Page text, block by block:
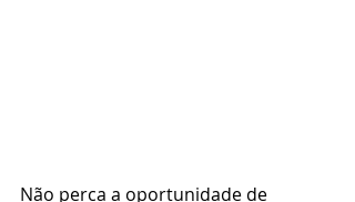
Não perca a oportunidade de